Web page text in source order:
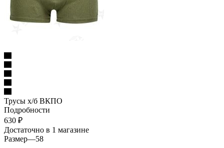
Трусы х/б ВКПО
Подробности
630 ₽
Достаточно в 1 магазине
Размер—58